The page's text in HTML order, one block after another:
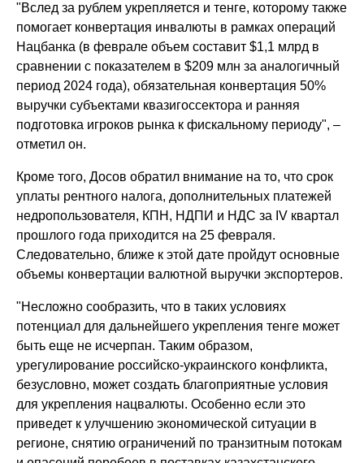
"Вслед за рублем укрепляется и тенге, которому также
помогает конвертация инвалюты в рамках операций
Нацбанка (в феврале объем составит $1,1 млрд в
сравнении с показателем в $209 млн за аналогичный
период 2024 года), обязательная конвертация 50%
выручки субъектами квазигоссектора и ранняя
подготовка игроков рынка к фискальному периоду", –
отметил он.
Кроме того, Досов обратил внимание на то, что срок
уплаты рентного налога, дополнительных платежей
недропользователя, КПН, НДПИ и НДС за IV квартал
прошлого года приходится на 25 февраля.
Следовательно, ближе к этой дате пройдут основные
объемы конвертации валютной выручки экспортеров.
"Несложно сообразить, что в таких условиях
потенциал для дальнейшего укрепления тенге может
быть еще не исчерпан. Таким образом,
урегулирование российско-украинского конфликта,
безусловно, может создать благоприятные условия
для укрепления нацвалюты. Особенно если это
приведет к улучшению экономической ситуации в
регионе, снятию ограничений по транзитным потокам